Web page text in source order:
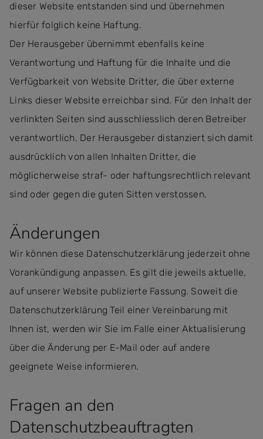
dieser Website entstanden sind und übernehmen
hierfür folglich keine Haftung.
Der Herausgeber übernimmt ebenfalls keine
Verantwortung und Haftung für die Inhalte und die
Verfügbarkeit von Website Dritter, die über externe
Links dieser Website erreichbar sind. Für den Inhalt der
verlinkten Seiten sind ausschliesslich deren Betreiber
verantwortlich. Der Herausgeber distanziert sich damit
ausdrücklich von allen Inhalten Dritter, die
möglicherweise straf- oder haftungsrechtlich relevant
sind oder gegen die guten Sitten verstossen.
Änderungen
Wir können diese Datenschutzerklärung jederzeit ohne
Vorankündigung anpassen. Es gilt die jeweils aktuelle,
auf unserer Website publizierte Fassung. Soweit die
Datenschutzerklärung Teil einer Vereinbarung mit
Ihnen ist, werden wir Sie im Falle einer Aktualisierung
über die Änderung per E-Mail oder auf andere
geeignete Weise informieren.
Fragen an den
Datenschutzbeauftragten